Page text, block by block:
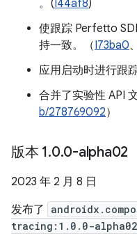
。(I44af8)
使跟踪 Perfetto
持一致。（I73ba0、
应用启动时进行跟
合并了实验性 API
b/278769092）
版本 1.0.0-alpha02
2023 年 2 月 8 日
发布了
tracing:1.0.0-alpha02